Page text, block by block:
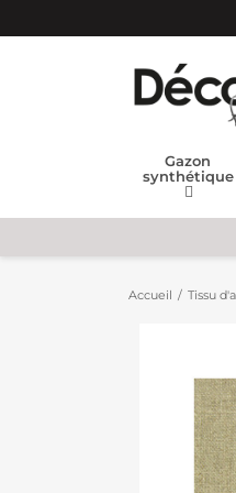
Gazon
synthétique
Accueil Tissu